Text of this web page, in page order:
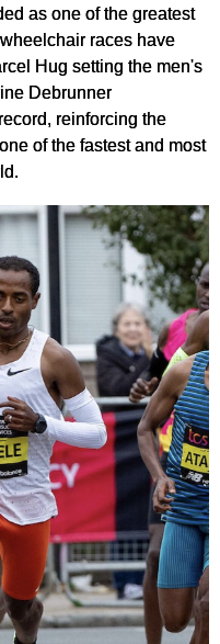
as one of the greatest
races have
Hug setting the men's
Debrunner
reinforcing the
of the fastest and most